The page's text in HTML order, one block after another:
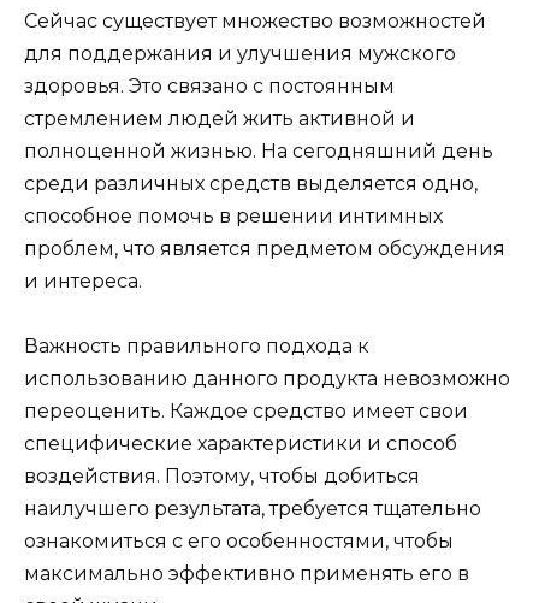
Сейчас существует множество возможностей
для поддержания и улучшения мужского
здоровья. Это связано с постоянным
стремлением людей жить активной и
полноценной жизнью. На сегодняшний день
среди различных средств выделяется одно,
способное помочь в решении интимных
проблем, что является предметом обсуждения
и интереса.
Важность правильного подхода к
использованию данного продукта невозможно
переоценить. Каждое средство имеет свои
специфические характеристики и способ
воздействия. Поэтому, чтобы добиться
наилучшего результата, требуется тщательно
ознакомиться с его особенностями, чтобы
максимально эффективно применять его в